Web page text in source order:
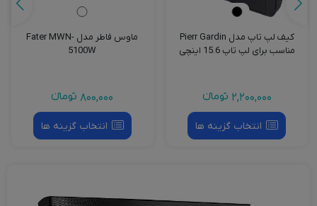
کیف لپ تاپ مدل Pierr Gardin
مناسب برای لپ تاپ 15.6 اینچی
2,200,000 تومانءء
انتخاب گزینه ها
ماوس فاطر مدل Fater MWN-
5100W
800,000 تومانءء
انتخاب گزینه ها